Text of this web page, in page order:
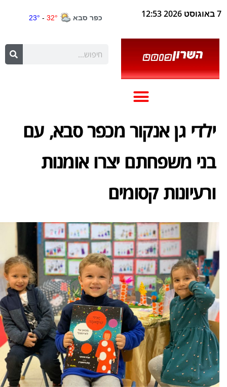
7 באוגוסט 2026 12:53
ילדי גן אנקור מכפר סבא, עם
בני משפחתם יצרו אומנות
ורעיונות קסומים